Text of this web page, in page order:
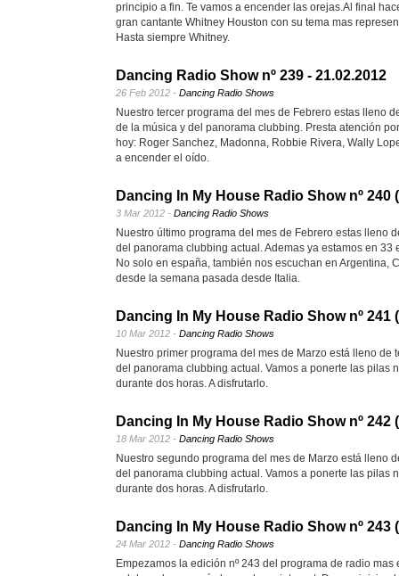
principio a fin. Te vamos a encender las orejas.Al final
gran cantante Whitney Houston con su tema mas
Hasta siempre Whitney.
Dancing Radio Show nº 239 - 21.02.2012
26 Feb 2012 - Dancing Radio Shows
Nuestro tercer programa del mes de Febrero estas lleno
de la música y del panorama clubbing. Presta atención
hoy: Roger Sanchez, Madonna, Robbie Rivera, Wally
a encender el oído.
Dancing In My House Radio Show nº 240
3 Mar 2012 - Dancing Radio Shows
Nuestro último programa del mes de Febrero estas lleno
del panorama clubbing actual. Ademas ya estamos en 33
No solo en españa, también nos escuchan en Argentina,
desde la semana pasada desde Italia.
Dancing In My House Radio Show nº 241
10 Mar 2012 - Dancing Radio Shows
Nuestro primer programa del mes de Marzo está lleno de
del panorama clubbing actual. Vamos a ponerte las pilas
durante dos horas. A disfrutarlo.
Dancing In My House Radio Show nº 242
18 Mar 2012 - Dancing Radio Shows
Nuestro segundo programa del mes de Marzo está lleno
del panorama clubbing actual. Vamos a ponerte las pilas
durante dos horas. A disfrutarlo.
Dancing In My House Radio Show nº 243
24 Mar 2012 - Dancing Radio Shows
Empezamos la edición nº 243 del programa de radio